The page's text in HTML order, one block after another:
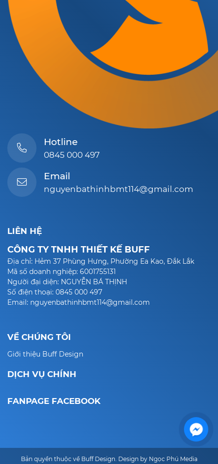
Hotline
0845 000 497
Email
nguyenbathinhbmt114@gmail.com
LIÊN HỆ
CÔNG TY TNHH THIẾT KẾ BUFF
Địa chỉ: Hẻm 37 Phùng Hưng, Phường Ea Kao, Đắk Lắk
Mã số doanh nghiệp: 6001755131
Người đại diện: NGUYỄN BÁ THỊNH
Số điện thoại: 0845 000 497
Email: nguyenbathinhbmt114@gmail.com
VỀ CHÚNG TÔI
Giới thiệu Buff Design
DỊCH VỤ CHÍNH
FANPAGE FACEBOOK
Bản quyền thuộc về Buff Design. Design by Ngọc Phú Media